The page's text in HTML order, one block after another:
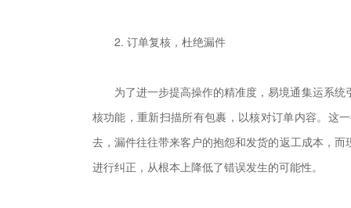
2. 订单复核，杜绝漏件
为了进一步提高操作的精准度，易境通集运系
核功能，重新扫描所有包裹，以核对订单内容。这
去，漏件往往带来客户的抱怨和发货的返工成本，
进行纠正，从根本上降低了错误发生的可能性。